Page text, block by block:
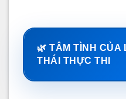
🌿 TÂM TÌNH CỦA
THÁI THỰC THI